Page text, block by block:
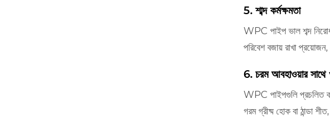
5. শাব্দ কর্মক্ষমতা
WPC পাইপ ভাল শব্দ
পরিবেশ বজায় রাখা
6. চরম আবহাওয়ার সাথে
WPC পাইপগুলি প্রচলিত
গরম গ্রীষ্ম হোক বা ঠান্ডা